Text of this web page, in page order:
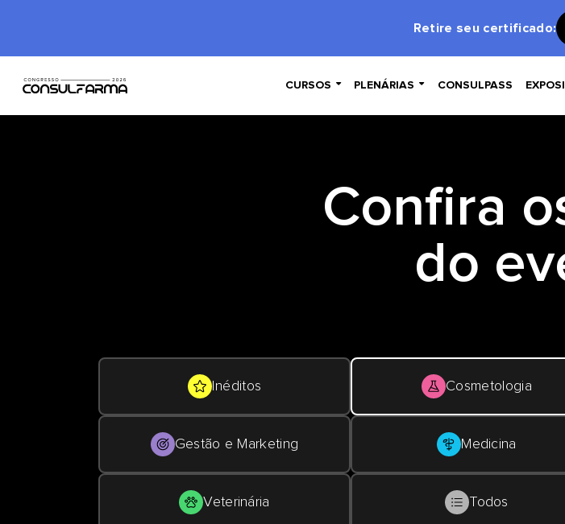
Retire seu certificado:
CURSOS  PLENÁRIAS  CONSULPASS
Confira
do
Inéditos Cosmetologia
Gestão e Marketing Medicina
Veterinária Todos